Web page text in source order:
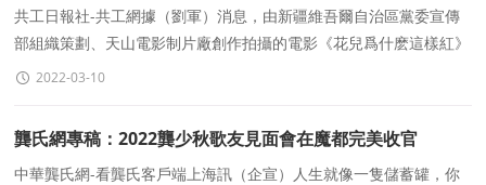
尼·巴依卡見義勇爲的故事
共工日報社-共工網據（劉軍）消息，由新疆維吾爾自治區黨委宣傳
部組織策劃、天山電影制片廠創作拍攝的電影《花兒爲什麽這樣紅》
将于3月18日全國公映。該片由高黃剛擔任出品
2022-03-10
龔氏網專稿：2022龔少秋歌友見面會在魔都完美收官
中華龔氏網-看龔氏客戶端上海訊（企宣）人生就像一隻儲蓄罐，你